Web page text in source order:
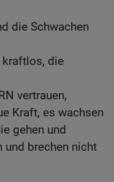
die Schwachen
kraftlos, die
vertrauen,
Kraft, es wachsen
gehen und
und brechen nicht